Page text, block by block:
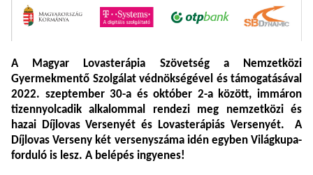
A Magyar Lovasterápia Szövetség a Nemzetközi
Gyermekmentő Szolgálat védnökségével és támogatásával
2022. szeptember 30-a és október 2-a között, immáron
tizennyolcadik alkalommal rendezi meg nemzetközi és
hazai Díjlovas Versenyét és Lovasterápiás Versenyét. A
Díjlovas Verseny két versenyszáma idén egyben Világkupa-
forduló is lesz. A belépés ingyenes!